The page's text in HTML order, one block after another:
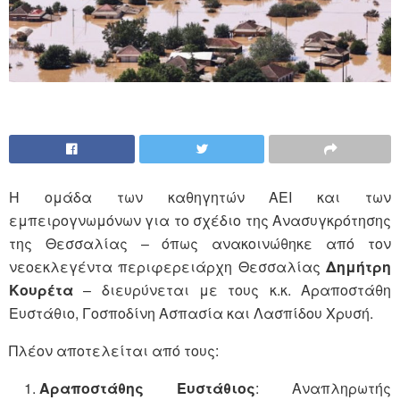
Η ομάδα των καθηγητών ΑΕΙ και των
εμπειρογνωμόνων για το σχέδιο της Ανασυγκρότησης
της Θεσσαλίας – όπως ανακοινώθηκε από τον
νεοεκλεγέντα περιφερειάρχη Θεσσαλίας Δημήτρη
Κουρέτα – διευρύνεται με τους κ.κ. Αραποστάθη
Ευστάθιο, Γοσποδίνη Ασπασία και Λασπίδου Χρυσή.
Πλέον αποτελείται από τους:
Αραποστάθης Ευστάθιος: Αναπληρωτής